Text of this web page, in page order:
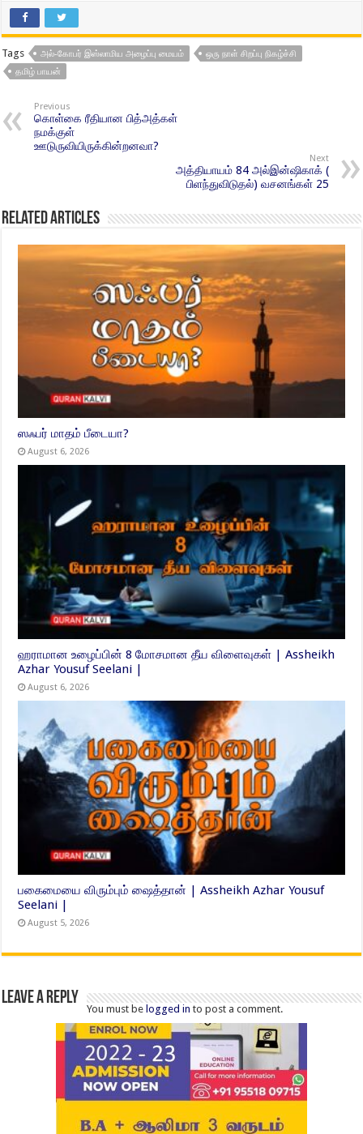
Tags அல்-கோபர் இஸ்லாமிய அழைப்பு மையம்
ஒரு நாள் சிறப்பு நிகழ்ச்சி
தமிழ் பாயன்
Previous
கொள்கை ரீதியான பித்அத்கள்
நமக்குள்
ஊடுருவியிருக்கின்றனவா?
Next
அத்தியாயம் 84 அல்இன்ஷிகாக் (
பிளந்துவிடுதல்) வசனங்கள் 25
Related Articles
ஸஃபர் மாதம் பீடையா?
August 6, 2026
ஹராமான உழைப்பின் 8 மோசமான தீய விளைவுகள் | Assheikh
Azhar Yousuf Seelani |
August 6, 2026
பகைமையை விரும்பும் ஷைத்தான் | Assheikh Azhar Yousuf
Seelani |
August 5, 2026
Leave a Reply
You must be logged in to post a comment.